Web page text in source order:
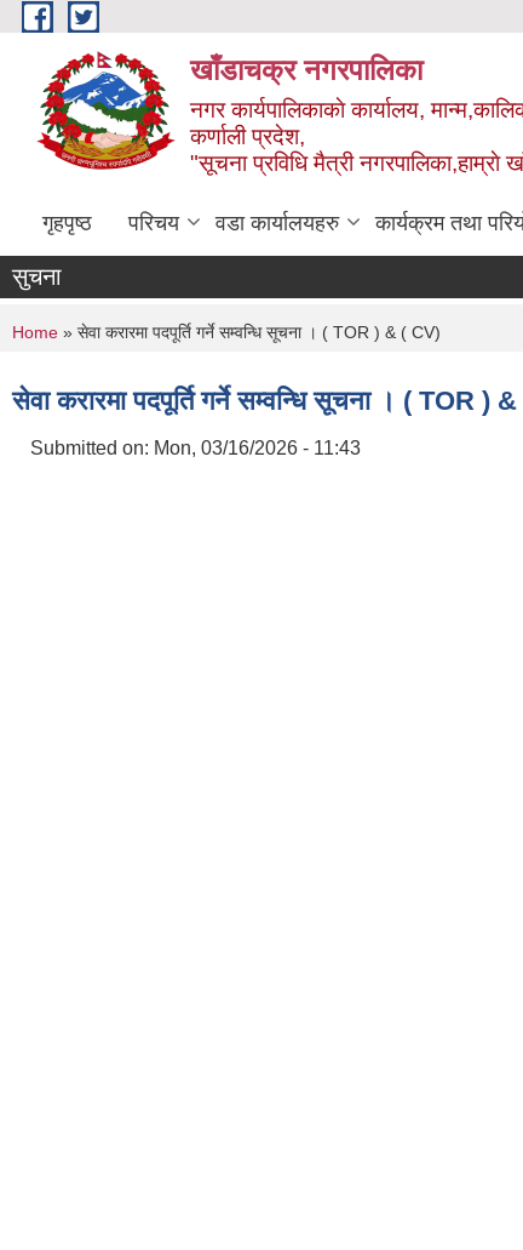
Skip to main content
खाँडाचक्र नगरपालिका
नगर कार्यपालिकाकाे कार्यालय,
क‍र्णाली प्रदेश,
"सूचना प्रविधि मैत्री नगरपालिका,हाम्राे
गृहपृष्ठ परिचय वडा कार्यालयहरु कार्यक्रम तथा
सुचना
You are here
Home » सेवा करारमा पदपूर्ति गर्ने सम्वन्धि सूचना । ( TOR ) & ( CV)
सेवा करारमा पदपूर्ति गर्ने सम्वन्धि सूचना । ( TOR )
Submitted on: Mon, 03/16/2026 - 11:43